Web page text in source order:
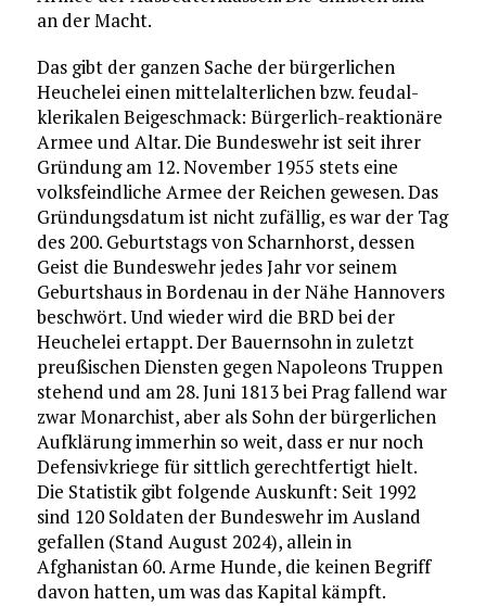
an der Macht.
Das gibt der ganzen Sache der bürgerlichen
Heuchelei einen mittelalterlichen bzw. feudal-
klerikalen Beigeschmack: Bürgerlich-reaktionäre
Armee und Altar. Die Bundeswehr ist seit ihrer
Gründung am 12. November 1955 stets eine
volksfeindliche Armee der Reichen gewesen. Das
Gründungsdatum ist nicht zufällig, es war der Tag
des 200. Geburtstags von Scharnhorst, dessen
Geist die Bundeswehr jedes Jahr vor seinem
Geburtshaus in Bordenau in der Nähe Hannovers
beschwört. Und wieder wird die BRD bei der
Heuchelei ertappt. Der Bauernsohn in zuletzt
preußischen Diensten gegen Napoleons Truppen
stehend und am 28. Juni 1813 bei Prag fallend war
zwar Monarchist, aber als Sohn der bürgerlichen
Aufklärung immerhin so weit, dass er nur noch
Defensivkriege für sittlich gerechtfertigt hielt.
Die Statistik gibt folgende Auskunft: Seit 1992
sind 120 Soldaten der Bundeswehr im Ausland
gefallen (Stand August 2024), allein in
Afghanistan 60. Arme Hunde, die keinen Begriff
davon hatten, um was das Kapital kämpft.